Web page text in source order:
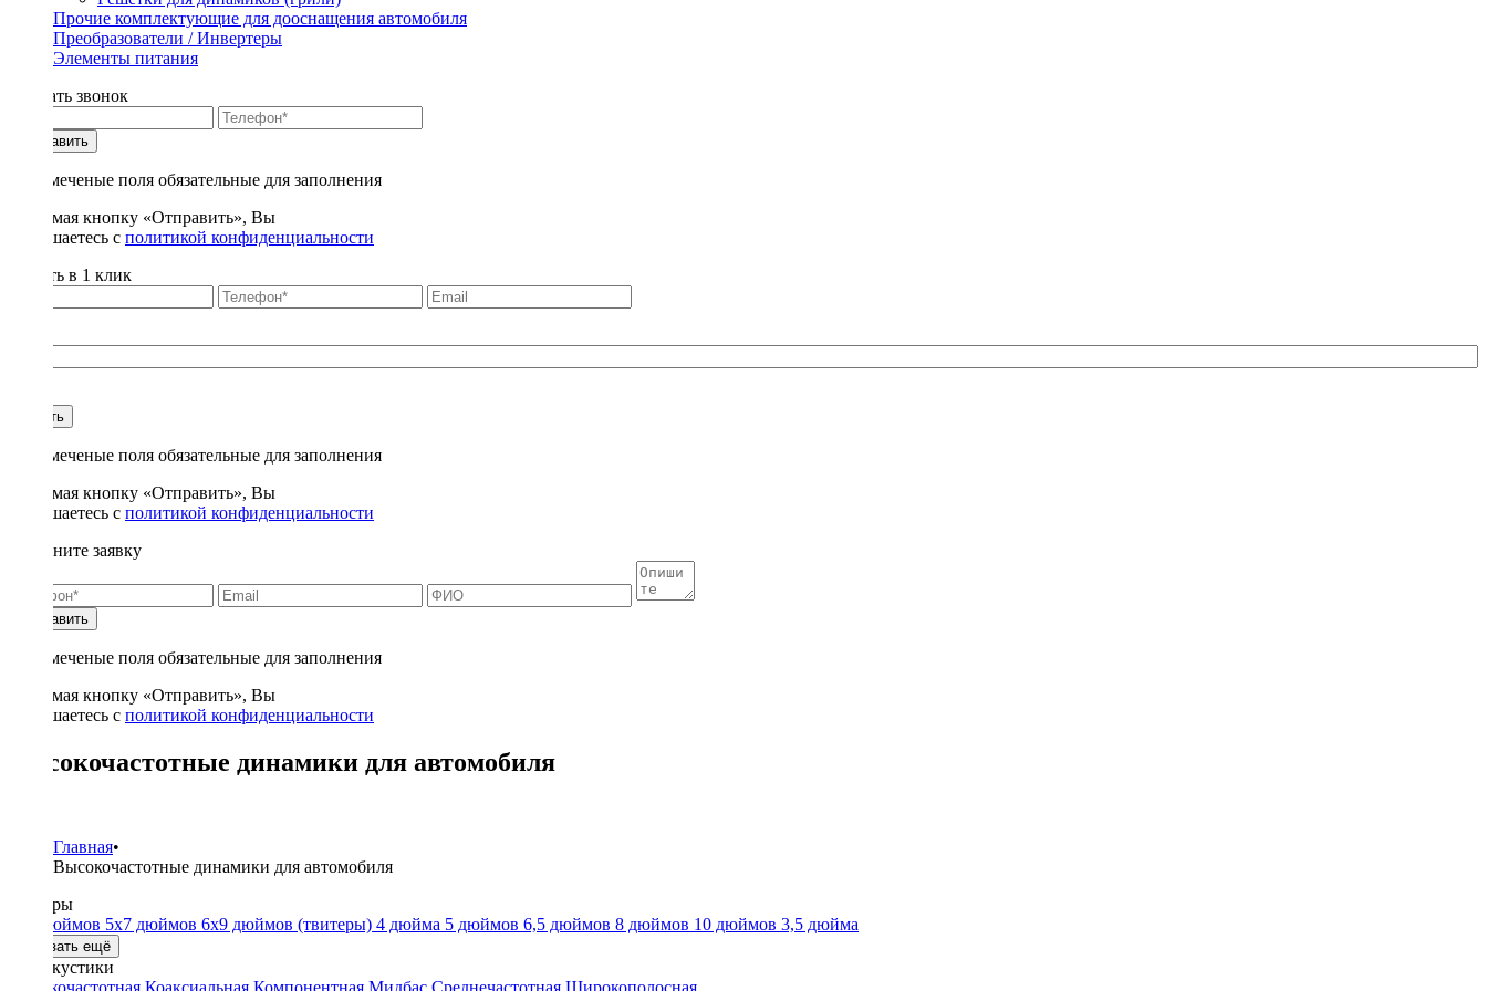
Прочие комплектующие для дооснащения автомобиля
Преобразователи / Инвертеры
Элементы питания
Заказать звонок
Отправить
* - отмеченые поля обязательные для заполнения
Нажимая кнопку «Отправить», Вы
соглашаетесь с политикой конфиденциальности
Купить в 1 клик
Купить
* - отмеченые поля обязательные для заполнения
Нажимая кнопку «Отправить», Вы
соглашаетесь с политикой конфиденциальности
Заполните заявку
Отправить
* - отмеченые поля обязательные для заполнения
Нажимая кнопку «Отправить», Вы
соглашаетесь с политикой конфиденциальности
Высокочастотные динамики для автомобиля
Главная•
Высокочастотные динамики для автомобиля
Размеры
4x6 дюймов 5x7 дюймов 6x9 дюймов (твитеры) 4 дюйма 5 дюймов 6,5 дюймов 8 дюймов 10 дюймов 3,5 дюйма
Показать ещё
Тип акустики
Высокочастотная Коаксиальная Компонентная Мидбас Среднечастотная Широкополосная